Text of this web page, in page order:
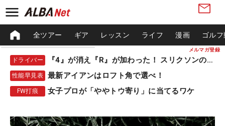
メルマガ登録
全ツアー ギア レッスン ライフ 漫画 ゴル
ドライバー 『4』が消え『R』が加わった！ スリクソンの新作
性能早見表 最新アイアンはロフト角で選べ！
FW打痕 女子プロが「ややトウ寄り」に当てるワケ